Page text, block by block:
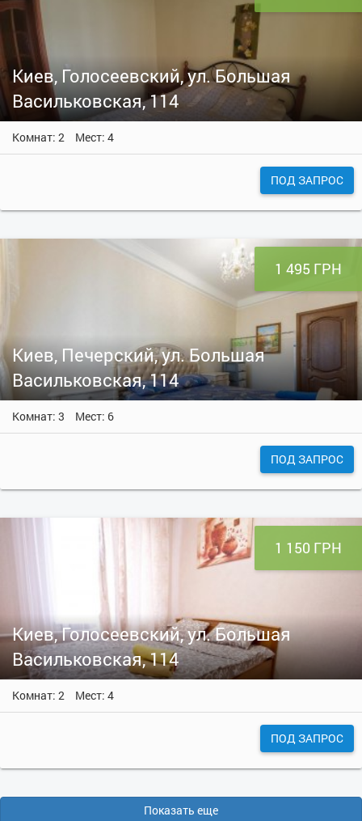
Киев, Голосеевский, ул. Большая
Васильковская, 114
Комнат: 2 Мест: 4
ПОД ЗАПРОС
1 495 ГРН
Киев, Печерский, ул. Большая
Васильковская, 114
Комнат: 3 Мест: 6
ПОД ЗАПРОС
1 150 ГРН
Киев, Голосеевский, ул. Большая
Васильковская, 114
Комнат: 2 Мест: 4
ПОД ЗАПРОС
Показать еще